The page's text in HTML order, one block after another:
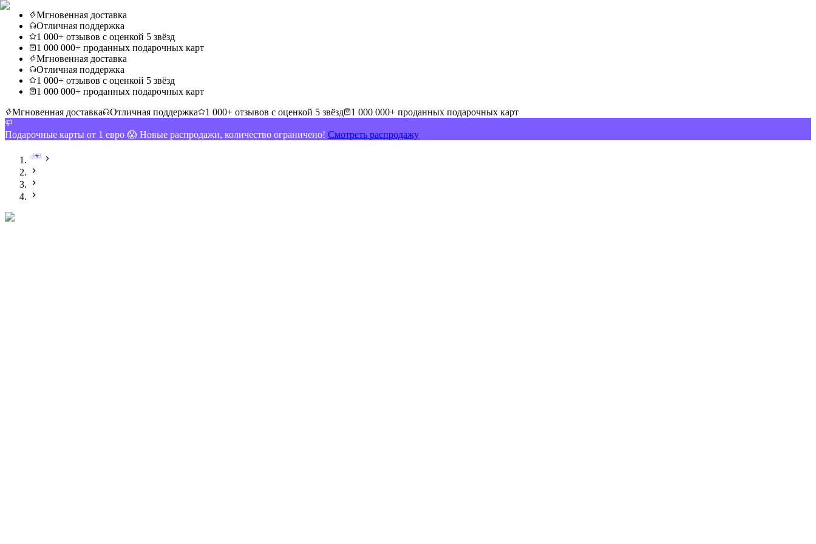
Мгновенная доставка
Отличная поддержка
1 000+ отзывов с оценкой 5 звёзд
1 000 000+ проданных подарочных карт
Мгновенная доставка
Отличная поддержка
1 000+ отзывов с оценкой 5 звёзд
1 000 000+ проданных подарочных карт
Мгновенная доставка
Отличная поддержка 1 000+ отзывов с оценкой 5 звёзд 1 000 000+ проданных подарочных карт
Подарочные карты от 1 евро 😱 Новые распродажи, количество ограничено! Смотреть распродажу